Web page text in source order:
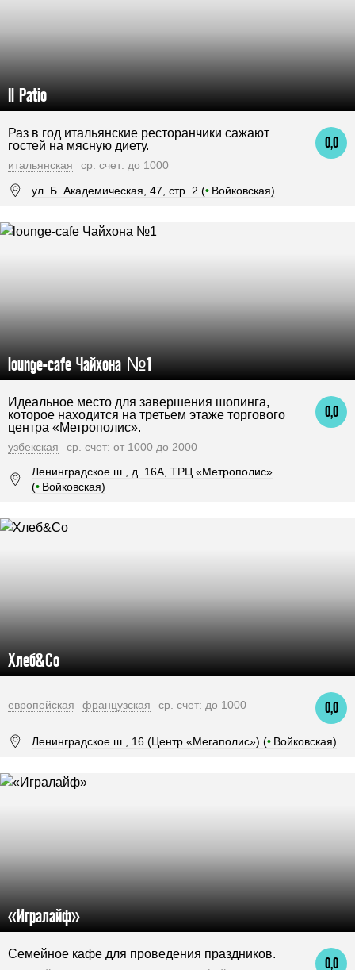
Il Patio
0,0
Раз в год итальянские ресторанчики сажают
гостей на мясную диету.
итальянская
ср. счет: до 1000
ул. Б. Академическая, 47, стр. 2 (• Войковская)
lounge-cafe Чайхона №1
0,0
Идеальное место для завершения шопинга,
которое находится на третьем этаже торгового
центра «Метрополис».
узбекская
ср. счет: от 1000 до 2000
Ленинградское ш., д. 16А, ТРЦ «Метрополис»
(• Войковская)
Хлеб&Co
0,0
европейская французская ср. счет: до 1000
Ленинградское ш., 16 (Центр «Мегаполис») (• Войковская)
«Игралайф»
0,0
Семейное кафе для проведения праздников.